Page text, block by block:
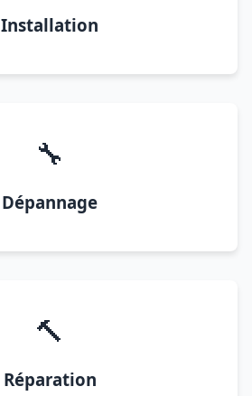
Installation
🔧
Dépannage
🔨
Réparation